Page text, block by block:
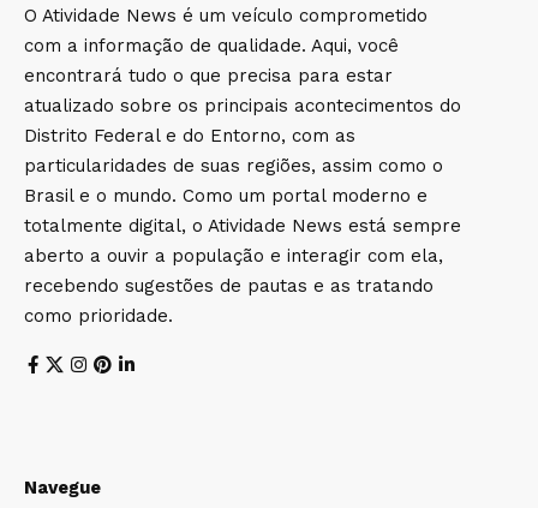
O Atividade News é um veículo comprometido
com a informação de qualidade. Aqui, você
encontrará tudo o que precisa para estar
atualizado sobre os principais acontecimentos do
Distrito Federal e do Entorno, com as
particularidades de suas regiões, assim como o
Brasil e o mundo. Como um portal moderno e
totalmente digital, o Atividade News está sempre
aberto a ouvir a população e interagir com ela,
recebendo sugestões de pautas e as tratando
como prioridade.
Navegue